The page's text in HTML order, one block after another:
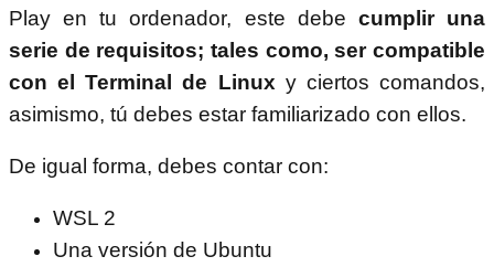
Play en tu ordenador, este debe cumplir una
serie de requisitos; tales como, ser compatible
con el Terminal de Linuxy ciertos comandos,
asimismo, tú debes estar familiarizado con ellos.
De igual forma, debes contar con:
WSL 2
Una versión de Ubuntu